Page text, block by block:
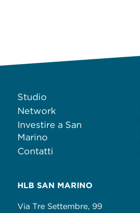
Studio
Network
Investire a San
Marino
Contatti
HLB SAN MARINO
Via Tre Settembre, 99